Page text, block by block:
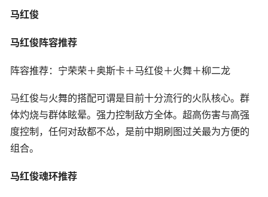
马红俊
马红俊阵容推荐
阵容推荐：宁荣荣＋奥斯卡＋马红俊＋火舞＋柳二龙
马红俊与火舞的搭配可谓是目前十分流行的火队核心。群
体灼烧与群体眩晕。强力控制敌方全体。超高伤害与高强
度控制，任何对敌都不怂，是前中期刷图过关最为方便的
组合。
马红俊魂环推荐